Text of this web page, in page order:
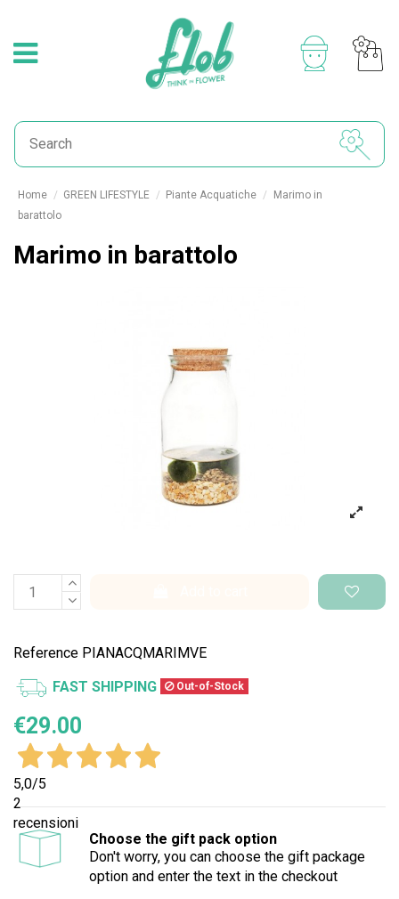
Home GREEN LIFESTYLE Piante Acquatiche
Marimo in
barattolo
Marimo in barattolo
Reference PIANACQMARIMVE
FAST SHIPPING Out-of-Stock
€29.00
5,0/5
2
recensioni
Choose the gift pack option
Don't worry, you can choose the gift package
option and enter the text in the checkout